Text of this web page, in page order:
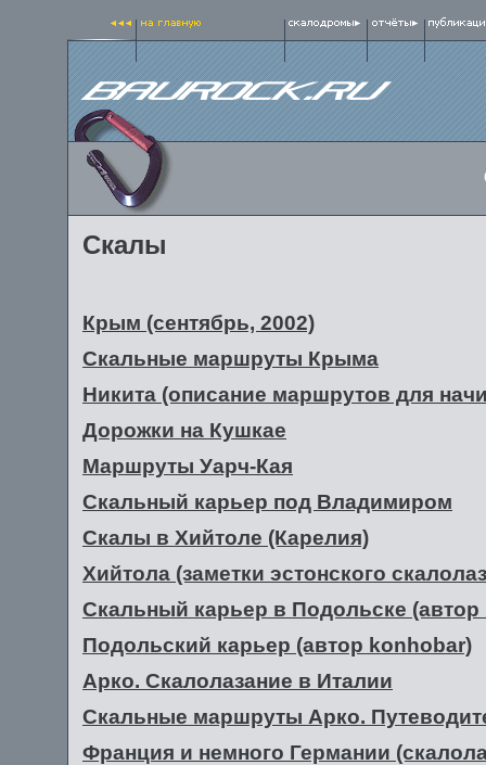
Скалы
Крым (сентябрь, 2002)
Скальные маршруты Крыма
Никита (описание маршрутов для
Дорожки на Кушкае
Маршруты Уарч-Кая
Скальный карьер под Владимиром
Скалы в Хийтоле (Карелия)
Хийтола (заметки эстонского
Скальный карьер в Подольске (автор
Подольский карьер (автор konhobar)
Арко. Скалолазание в Италии
Скальные маршруты Арко.
Франция и немного Германии